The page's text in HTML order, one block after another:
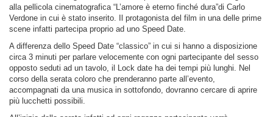
alla pellicola cinematografica “L’amore è eterno finché dura”di Carlo
Verdone in cui è stato inserito. Il protagonista del film in una delle prime
scene infatti partecipa proprio ad uno Speed Date.
A differenza dello Speed Date “classico” in cui si hanno a disposizione
circa 3 minuti per parlare velocemente con ogni partecipante del sesso
opposto seduti ad un tavolo, il Lock date ha dei tempi più lunghi. Nel
corso della serata coloro che prenderanno parte all’evento,
accompagnati da una musica in sottofondo, dovranno cercare di aprire
più lucchetti possibili.